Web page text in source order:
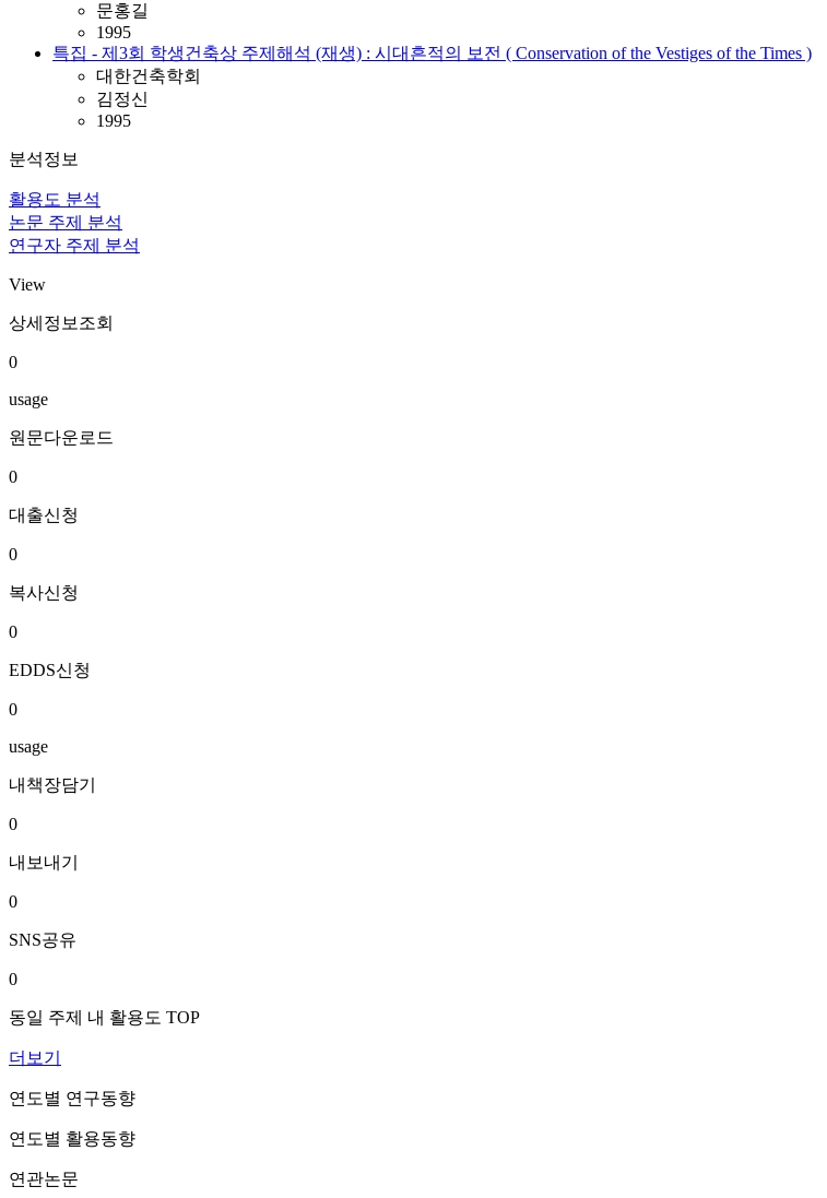
문홍길
1995
특집 - 제3회 학생건축상 주제해석 (재생) : 시대흔적의 보전 ( Conservation of the Vestiges of the Times )
대한건축학회
김정신
1995
분석정보
활용도 분석
논문 주제 분석
연구자 주제 분석
View
상세정보조회
0
usage
원문다운로드
0
대출신청
0
복사신청
0
EDDS신청
0
usage
내책장담기
0
내보내기
0
SNS공유
0
동일 주제 내 활용도 TOP
더보기
연도별 연구동향
연도별 활용동향
연관논문